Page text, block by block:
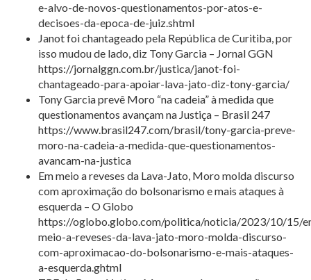
e-alvo-de-novos-questionamentos-por-atos-e-
decisoes-da-epoca-de-juiz.shtml
Janot foi chantageado pela República de Curitiba, por
isso mudou de lado, diz Tony Garcia – Jornal GGN
https://jornalggn.com.br/justica/janot-foi-
chantageado-para-apoiar-lava-jato-diz-tony-garcia/
Tony Garcia prevê Moro “na cadeia” à medida que
questionamentos avançam na Justiça – Brasil 247
https://www.brasil247.com/brasil/tony-garcia-preve-
moro-na-cadeia-a-medida-que-questionamentos-
avancam-na-justica
Em meio a reveses da Lava-Jato, Moro molda discurso
com aproximação do bolsonarismo e mais ataques à
esquerda – O Globo
https://oglobo.globo.com/politica/noticia/2023/10/15/
meio-a-reveses-da-lava-jato-moro-molda-discurso-
com-aproximacao-do-bolsonarismo-e-mais-ataques-
a-esquerda.ghtml